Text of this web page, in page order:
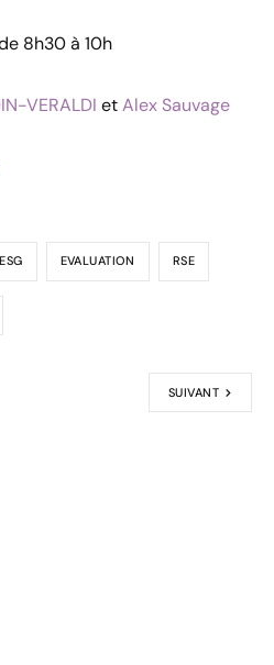
8h30 à 10h
VERALDI etAlex Sauvage
ESG EVALUATION RSE
SUIVANT